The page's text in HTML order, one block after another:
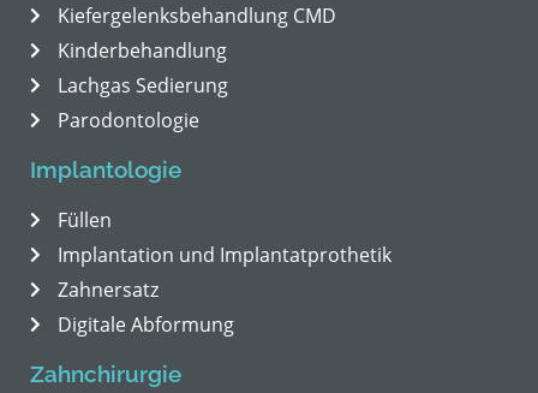
Kiefergelenksbehandlung CMD
Kinderbehandlung
Lachgas Sedierung
Parodontologie
Implantologie
Füllen
Implantation und Implantatprothetik
Zahnersatz
Digitale Abformung
Zahnchirurgie